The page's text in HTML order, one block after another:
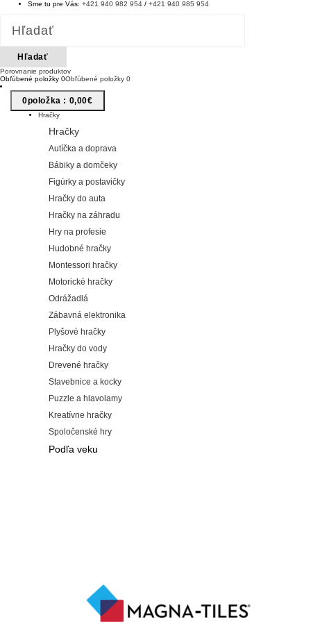
Sme tu pre Vás: +421 940 982 954 / +421 940 985 954
Hľadať
Porovnanie produktov
Obľúbené položky 0Obľúbené položky 0
0Položka : 0,00€
Hračky
Hračky
Autíčka a doprava
Bábiky a domčeky
Figúrky a postavičky
Hračky do auta
Hračky na záhradu
Hry na profesie
Hudobné hračky
Montessori hračky
Motorické hračky
Odrážadlá
Zábavná elektronika
Plyšové hračky
Hračky do vody
Drevené hračky
Stavebnice a kocky
Puzzle a hlavolamy
Kreatívne hračky
Spoločenské hry
Podľa veku